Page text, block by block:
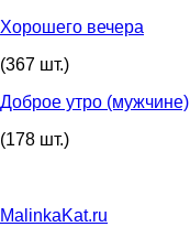
Хорошего вечера
(367 шт.)
Доброе утро (мужчине)
(178 шт.)
MalinkaKat.ru